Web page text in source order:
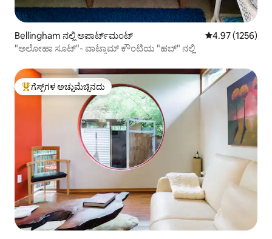
Bellingham ನಲ್ಲಿ ಅಪಾರ್ಟ್‌ಮಂಟ್ 5 ರಲ್ಲಿ 4.97
4.97 (1256)
"ಅಲೋಹಾ ಸೂಟ್"- ವಾಟ್ಕಾಮ್ ಕೌಂಟಿಯ "ಹಬ್" ನಲ್ಲಿ
ಗೆಸ್ಟ್‌ಗಳಿಗೆ ಅತಿ ಹೆಚ್ಚು ಅಚ್ಚುಮೆಚ್ಚಿನದು
ಗೆಸ್ಟ್‌ಗಳ ಅಚ್ಚುಮೆಚ್ಚಿನದು